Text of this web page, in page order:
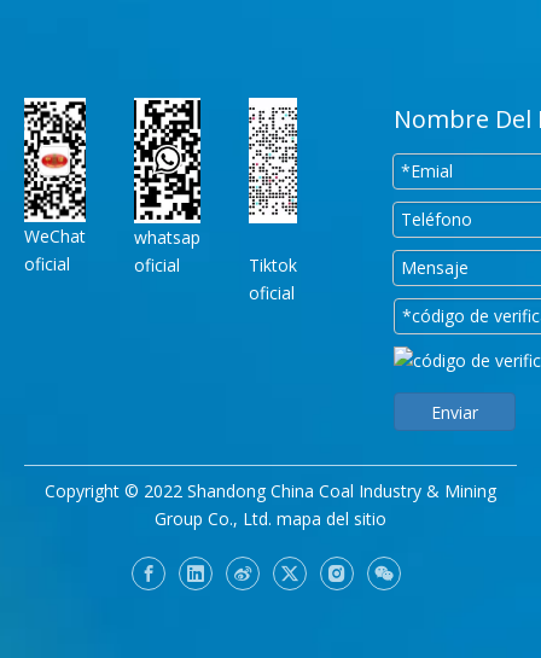
WeChat
oficial
whatsap
oficial
Tiktok
oficial
Nombre
Enviar
Copyright © 2022 Shandong China Coal Industry & Mining
Group Co., Ltd. mapa del sitio